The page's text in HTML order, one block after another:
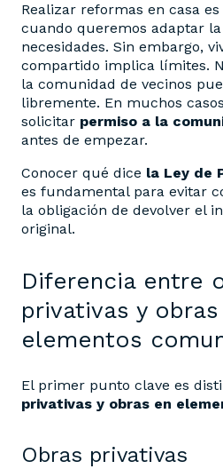
Realizar reformas en casa
cuando queremos adaptar
necesidades. Sin embargo,
compartido implica límites.
la comunidad de vecinos
libremente. En muchos
solicitar permiso a la
antes de empezar.
Conocer qué dice la Ley de
es fundamental para evitar
la obligación de devolver el
original.
Diferencia entre
privativas y obras
elementos
El primer punto clave es
privativas y obras en
Obras privativas